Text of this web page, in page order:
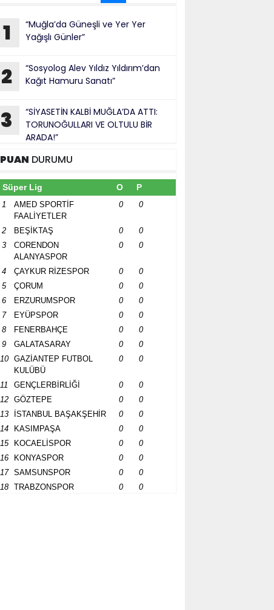
1
“Muğla’da Güneşli ve Yer Yer
Yağışlı Günler”
2
“Sosyolog Alev Yıldız Yıldırım’dan
Kağıt Hamuru Sanatı”
3
“SİYASETİN KALBİ MUĞLA’DA ATTI:
TORUNOĞULLARI VE OLTULU BİR
ARADA!”
PUAN DURUMU
Süper Lig O P
1
AMED SPORTİF
FAALİYETLER
0 0
2 BEŞİKTAŞ 0
0
3
CORENDON
ALANYASPOR
0 0
4 ÇAYKUR RİZESPOR 0
0
5
ÇORUM 0
0
6
ERZURUMSPOR 0
0
7
EYÜPSPOR 0
0
8
FENERBAHÇE 0
0
9
GALATASARAY 0
0
10
GAZİANTEP FUTBOL
KULÜBÜ
0 0
11 GENÇLERBİRLİĞİ 0
0
12
GÖZTEPE 0
0
13
İSTANBUL BAŞAKŞEHİR 0
0
14
KASIMPAŞA 0
0
15
KOCAELİSPOR 0
0
16
KONYASPOR 0
0
17
SAMSUNSPOR 0
0
18
TRABZONSPOR 0 0